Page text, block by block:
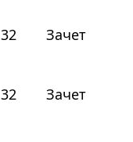
32 Зачет
32 Зачет